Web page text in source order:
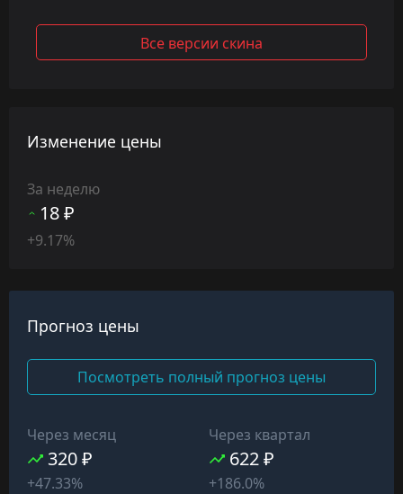
Все версии скина
Изменение цены
За неделю
18 ₽
+9.17%
Прогноз цены
Посмотреть полный прогноз цены
Через месяц
320 ₽
+47.33%
Через квартал
622 ₽
+186.0%